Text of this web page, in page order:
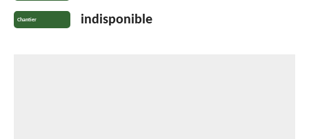
Chantier indisponible